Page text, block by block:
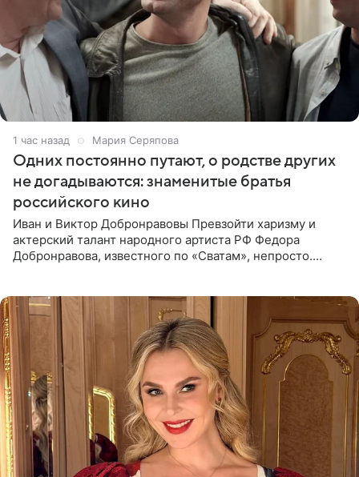
1 час назад Мария Серяпова
Одних постоянно путают, о родстве других
не догадываются: знаменитые братья
российского кино
Иван и Виктор Добронравовы Превзойти харизму и
актерский талант народного артиста РФ Федора
Добронравова, известного по «Сватам», непросто.